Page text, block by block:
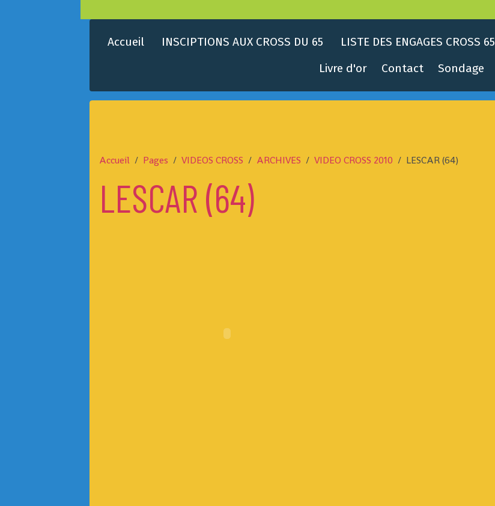
Accueil INSCIPTIONS AUX CROSS DU 65 LISTE DES ENGAGES CROSS 65
Livre d'or
Contact Sondage
Accueil Pages VIDEOS CROSS ARCHIVES VIDEO CROSS 2010 LESCAR (64)
LESCAR (64)